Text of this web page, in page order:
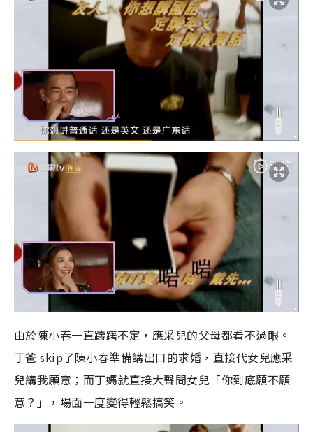
由於陳小春一直躊躇不定，應采兒的父母都看不過眼。
丁爸 skip了陳小春準備講出口的求婚，直接代女兒應采
兒講我願意；而丁媽就直接大聲問女兒「你到底願不願
意？」，場面一度變得輕鬆搞笑。